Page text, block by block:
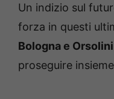
Un indizio sul
forza in questi
Bologna e Orsolini
proseguire